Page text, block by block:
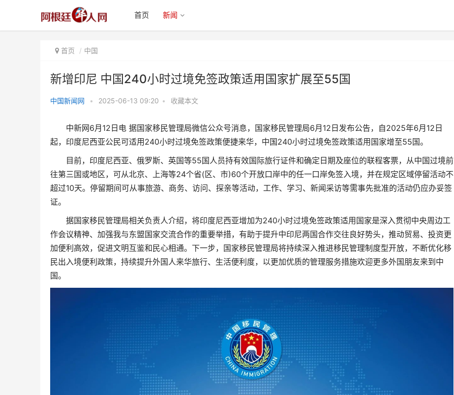
首页 新闻
首页 中国
新增印尼 中国240小时过境免签政策适用国家扩展至55国
中国新闻网 • 2025-06-13 09:20 • 收藏本文
中新网6月12日电 据国家移民管理局微信公众号消息，国家移民管理局6月12日发布公告，自2025年6月12日
起，印度尼西亚公民可适用240小时过境免签政策便捷来华，中国240小时过境免签政策适用国家增至55国。
目前，印度尼西亚、俄罗斯、英国等55国人员持有效国际旅行证件和确定日期及座位的联程客票，从中国过境前
往第三国或地区，可从北京、上海等24个省(区、市)60个开放口岸中的任一口岸免签入境，并在规定区域停留活动不
超过10天。停留期间可从事旅游、商务、访问、探亲等活动，工作、学习、新闻采访等需事先批准的活动仍应办妥签
证。
据国家移民管理局相关负责人介绍，将印度尼西亚增加为240小时过境免签政策适用国家是深入贯彻中央周边工
作会议精神、加强我与东盟国家交流合作的重要举措，有助于提升中印尼两国合作交往良好势头，推动贸易、投资更
加便利高效，促进文明互鉴和民心相通。下一步，国家移民管理局将持续深入推进移民管理制度型开放，不断优化移
民出入境便利政策，持续提升外国人来华旅行、生活便利度，以更加优质的管理服务措施欢迎更多外国朋友来到中
国。
政策适用国家扩展至5